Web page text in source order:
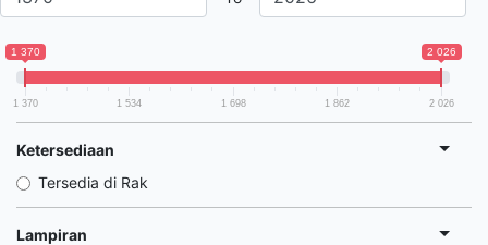
1 370 2 026
1 370 1 534 1 698 1 862 2 026
Ketersediaan
Tersedia di Rak
Lampiran